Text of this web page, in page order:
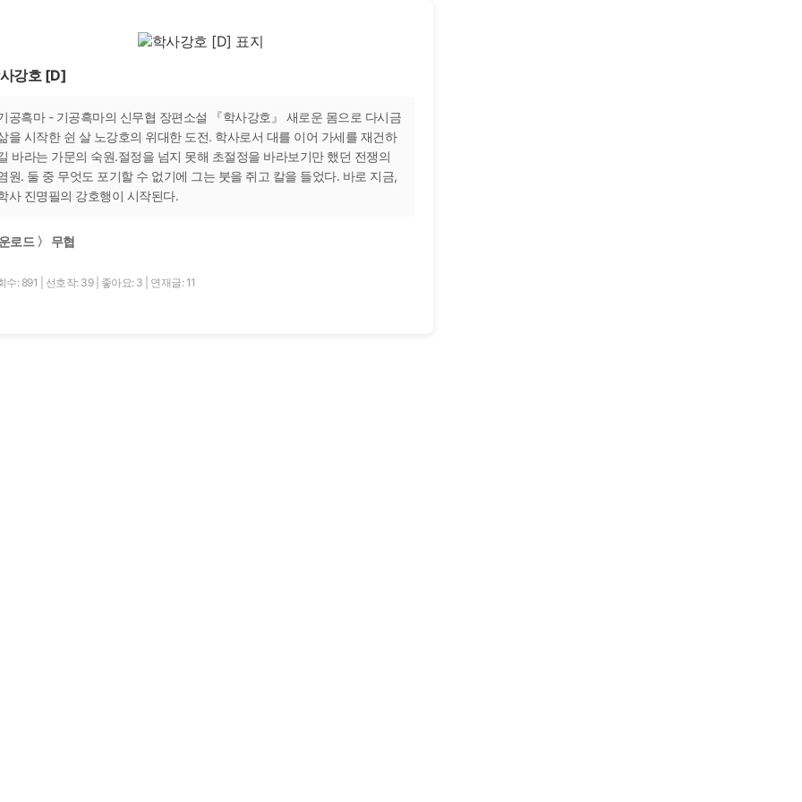
강호 [D]
공흑마 - 기공흑마의 신무협 장편소설 『학사강호』 새로운 몸으로 다시금
을 시작한 쉰 살 노강호의 위대한 도전. 학사로서 대를 이어 가세를 재건하
바라는 가문의 숙원.절정을 넘지 못해 초절정을 바라보기만 했던 전쟁의
원. 둘 중 무엇도 포기할 수 없기에 그는 붓을 쥐고 칼을 들었다. 바로 지금,
사 진명필의 강호행이 시작된다.
로드 〉 무협
수: 891 선호작: 39 좋아요: 3 연재글: 11